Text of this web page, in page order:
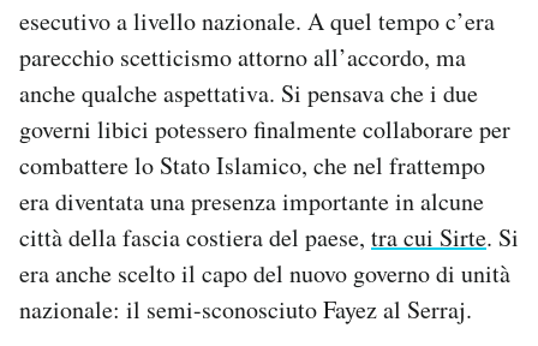
esecutivo a livello nazionale. A quel tempo c’era
parecchio scetticismo attorno all’accordo, ma
anche qualche aspettativa. Si pensava che i due
governi libici potessero finalmente collaborare per
combattere lo Stato Islamico, che nel frattempo
era diventata una presenza importante in alcune
città della fascia costiera del paese, tra cui Sirte. Si
era anche scelto il capo del nuovo governo di unità
nazionale: il semi-sconosciuto Fayez al Serraj.